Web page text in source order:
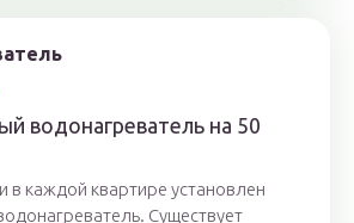
водонагреватель на 50
в каждой квартире установлен
Существует